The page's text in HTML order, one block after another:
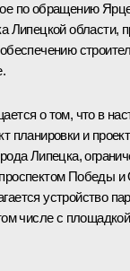
по обращению
Липецкой области,
о том, что в
планировки и
Липецка,
Победы
устройство
числе с